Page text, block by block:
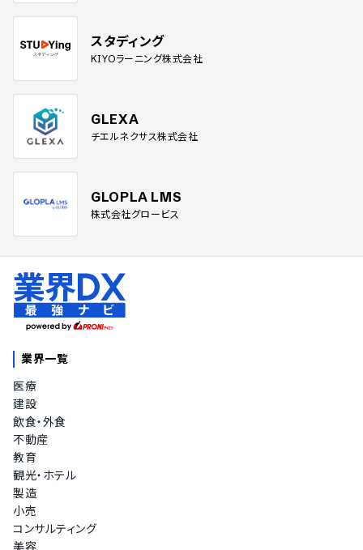
スタディング
KIYOラーニング株式会社
GLEXA
チエルネクサス株式会社
GLOPLA LMS
株式会社グロービス
業界一覧
医療
建設
飲食・外食
不動産
教育
観光・ホテル
製造
小売
コンサルティング
美容